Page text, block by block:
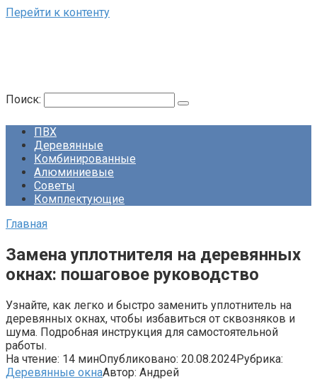
Перейти к контенту
Поиск:
ПВХ
Деревянные
Комбинированные
Алюминиевые
Советы
Комплектующие
Главная
Замена уплотнителя на деревянных
окнах: пошаговое руководство
Узнайте, как легко и быстро заменить уплотнитель на
деревянных окнах, чтобы избавиться от сквозняков и
шума. Подробная инструкция для самостоятельной
работы.
На чтение: 14 минОпубликовано: 20.08.2024Рубрика:
Деревянные окнаАвтор: Андрей